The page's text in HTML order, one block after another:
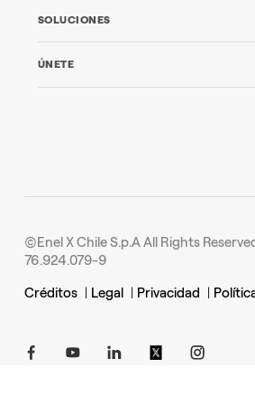
SOLUCIONES
ÚNETE
©Enel X Chile S.p.A All Rights
76.924.079-9
Créditos
Legal Privacidad